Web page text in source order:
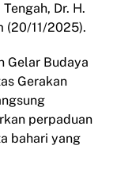
Dr. H.
(20/11/2025).
Gelar Budaya
Gerakan
perpaduan
bahari yang